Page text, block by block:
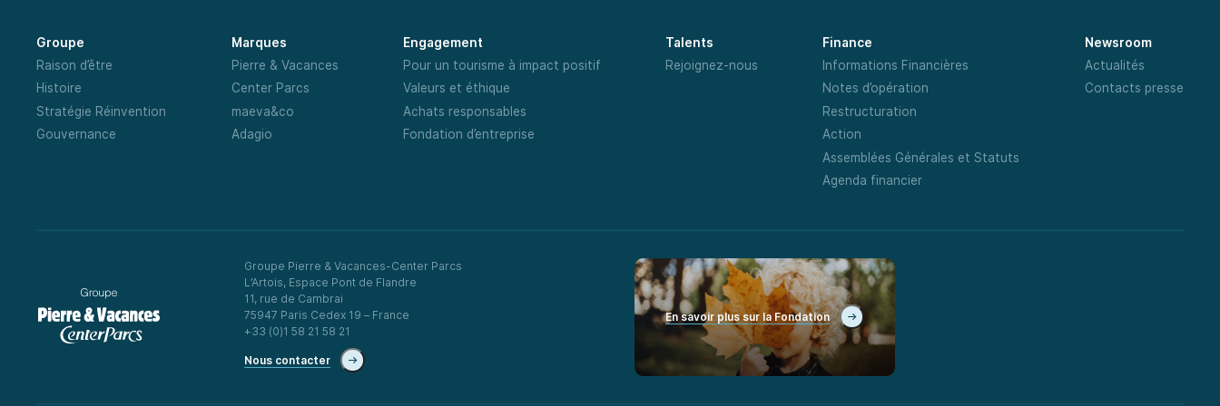
Groupe
Raison d’être
Histoire
Stratégie Réinvention
Gouvernance
Marques
Pierre & Vacances
Center Parcs
maeva&co
Adagio
Engagement
Pour un tourisme à impact positif
Valeurs et éthique
Achats responsables
Fondation d’entreprise
Talents
Rejoignez-nous
Finance
Informations Financières
Notes d’opération
Restructuration
Action
Assemblées Générales et Statuts
Agenda financier
Newsroom
Actualités
Contacts presse
Groupe Pierre & Vacances-Center Parcs
L’Artois, Espace Pont de Flandre
11, rue de Cambrai
75947 Paris Cedex 19 – France
+33 (0)1 58 21 58 21
Nous contacter
En savoir plus sur la Fondation